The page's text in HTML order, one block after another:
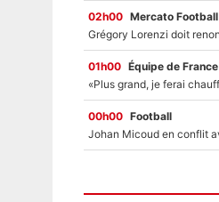
02h00 Mercato Football
01h00 Équipe de France
00h00 Football